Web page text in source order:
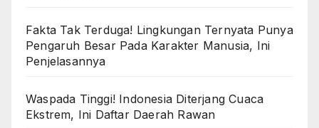
Fakta Tak Terduga! Lingkungan Ternyata Punya
Pengaruh Besar Pada Karakter Manusia, Ini
Penjelasannya
Waspada Tinggi! Indonesia Diterjang Cuaca
Ekstrem, Ini Daftar Daerah Rawan